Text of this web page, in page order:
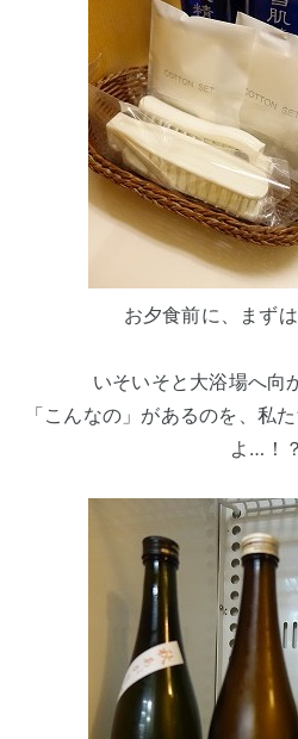
お夕食前に、まず
いそいそと大浴場へ向
「こんなの」があるのを、私
よ…！？